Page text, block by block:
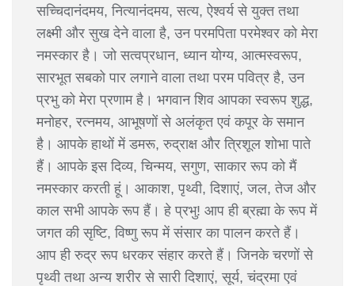
सच्चिदानंदमय, नित्यानंदमय, सत्य, ऐश्वर्य से युक्त तथा
लक्ष्मी और सुख देने वाला है, उन परमपिता परमेश्वर को मेरा
नमस्कार है। जो सत्वप्रधान, ध्यान योग्य, आत्मस्वरूप,
सारभूत सबको पार लगाने वाला तथा परम पवित्र है, उन
प्रभु को मेरा प्रणाम है। भगवान शिव आपका स्वरूप शुद्ध,
मनोहर, रत्नमय, आभूषणों से अलंकृत एवं कपूर के समान
है। आपके हाथों में डमरू, रुद्राक्ष और त्रिशूल शोभा पाते
हैं। आपके इस दिव्य, चिन्मय, सगुण, साकार रूप को मैं
नमस्कार करती हूं। आकाश, पृथ्वी, दिशाएं, जल, तेज और
काल सभी आपके रूप हैं। हे प्रभु! आप ही ब्रह्मा के रूप में
जगत की सृष्टि, विष्णु रूप में संसार का पालन करते हैं।
आप ही रुद्र रूप धरकर संहार करते हैं। जिनके चरणों से
पृथ्वी तथा अन्य शरीर से सारी दिशाएं, सूर्य, चंद्रमा एवं